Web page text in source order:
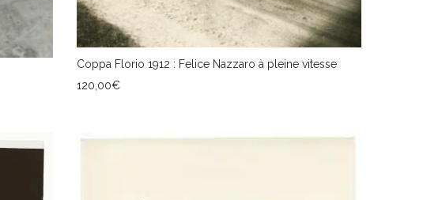
Coppa Florio 1912 : Felice Nazzaro à pleine vitesse
120,00€